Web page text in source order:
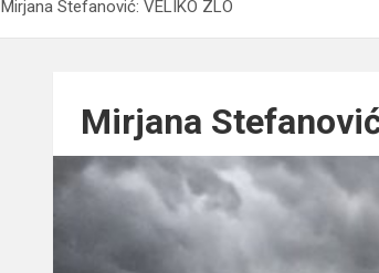
Mirjana Stefanović: VELIKO ZLO
Mirjana